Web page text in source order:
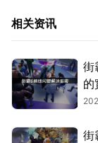
相关资讯
街
的
街